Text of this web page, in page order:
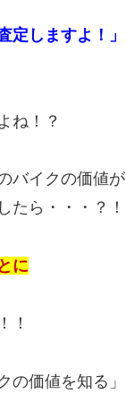
定しますよ！」
ね！？
バイクの価値が
たら・・・？！
に
！
の価値を知る」